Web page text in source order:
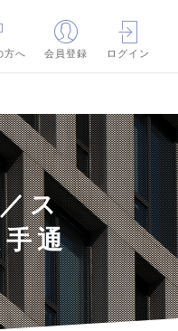
方へ
会員登録 ログイン
ス
通